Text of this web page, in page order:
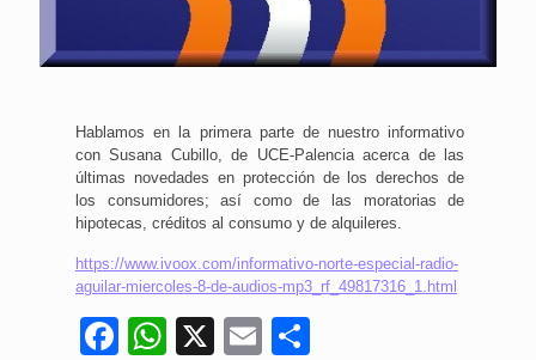
Hablamos en la primera parte de nuestro informativo
con Susana Cubillo, de UCE-Palencia acerca de las
últimas novedades en protección de los derechos de
los consumidores; así como de las moratorias de
hipotecas, créditos al consumo y de alquileres.
https://www.ivoox.com/informativo-norte-especial-radio-
aguilar-miercoles-8-de-audios-mp3_rf_49817316_1.html
Facebook
WhatsApp
X Email